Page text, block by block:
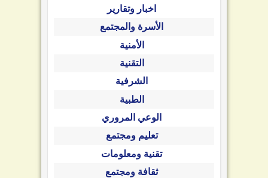
اخبار وتقارير
الأسرة والمجتمع
الأمنية
التقنية
الشرفية
الطبية
الوعي المروري
تعليم ومجتمع
تقنية ومعلومات
ثقافة ومجتمع